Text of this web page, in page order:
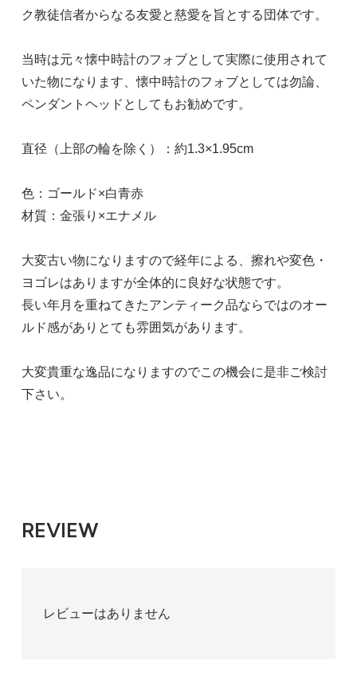
ク教徒信者からなる友愛と慈愛を旨とする団体です。
当時は元々懐中時計のフォブとして実際に使用されて
いた物になります、懐中時計のフォブとしては勿論、
ペンダントヘッドとしてもお勧めです。
直径（上部の輪を除く）：約1.3×1.95cm
色：ゴールド×白青赤
材質：金張り×エナメル
大変古い物になりますので経年による、擦れや変色・
ヨゴレはありますが全体的に良好な状態です。
長い年月を重ねてきたアンティーク品ならではのオー
ルド感がありとても雰囲気があります。
大変貴重な逸品になりますのでこの機会に是非ご検討
下さい。
REVIEW
レビューはありません